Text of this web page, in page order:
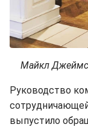
Майкл Джеймс
Руководство
выпустило